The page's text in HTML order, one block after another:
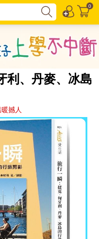
0
利、丹麥、冰島
撼人